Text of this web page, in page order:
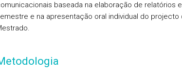
baseada na elaboração de relatórios
e na apresentação oral individual do